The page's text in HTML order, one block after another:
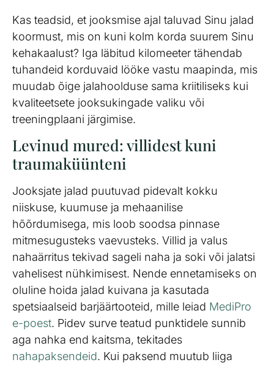
Kas teadsid, et jooksmise ajal taluvad Sinu jalad
koormust, mis on kuni kolm korda suurem Sinu
kehakaalust? Iga läbitud kilomeeter tähendab
tuhandeid korduvaid lööke vastu maapinda, mis
muudab õige jalahoolduse sama kriitiliseks kui
kvaliteetsete jooksukingade valiku või
treeningplaani järgimise.
Levinud mured: villidest kuni
traumaküünteni
Jooksjate jalad puutuvad pidevalt kokku
niiskuse, kuumuse ja mehaanilise
hõõrdumisega, mis loob soodsa pinnase
mitmesugusteks vaevusteks. Villid ja valus
nahaärritus tekivad sageli naha ja soki või jalatsi
vahelisest nühkimisest. Nende ennetamiseks on
oluline hoida jalad kuivana ja kasutada
spetsiaalseid barjäärtooteid, mille leiad MediPro
e-poest. Pidev surve teatud punktidele sunnib
aga nahka end kaitsma, tekitades
nahapaksendeid. Kui paksend muutub liiga